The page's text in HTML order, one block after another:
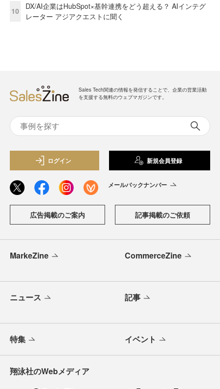
10
DX/AI企業はHubSpot×基幹連携をどう超える？ AIインテグ
レーター アジアクエストに聞く
Sales Tech関連の情報を発信することで、企業の営業活動
を支援する無料のウェブマガジンです。
ログイン 新規会員登録
メールバックナンバー
広告掲載のご案内 記事掲載のご依頼
MarkeZine CommerceZine
ニュース 記事
特集 イベント
翔泳社のWebメディア